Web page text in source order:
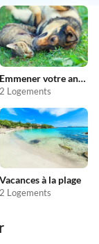
Emmener votre animal en vacances
2 Logements
Vacances à la plage
2 Logements